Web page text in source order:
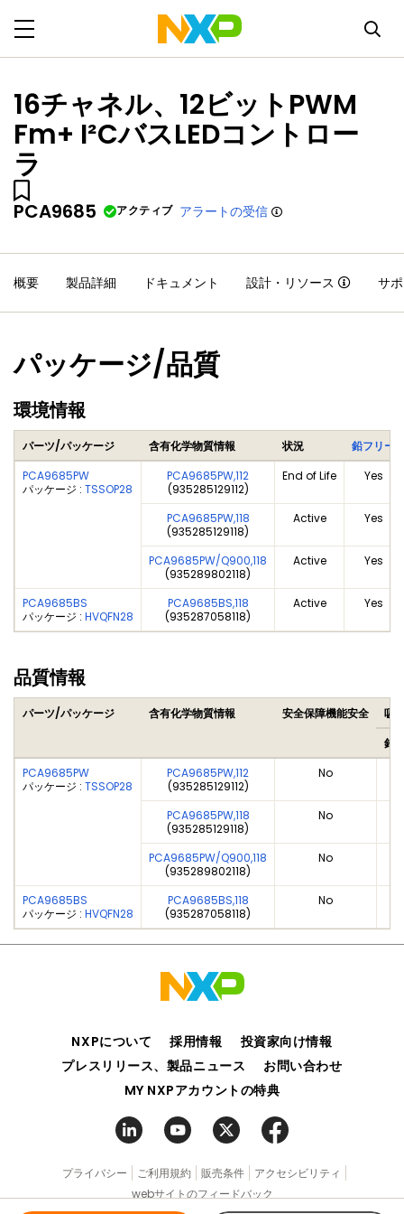
16チャネル、12ビットPWM
Fm+ I²CバスLEDコントロー
ラ
PCA9685 アクティブ アラートの受信
概要 製品詳細 ドキュメント 設計・リソース サ
パッケージ/品質
環境情報
パーツ/パッケージ 含有化学物質情報 状況
鉛フリー
PCA9685PW
パッケージ : TSSOP28
PCA9685PW,112
(935285129112)
End of Life Yes
PCA9685PW,118
(935285129118)
Active Yes
PCA9685PW/Q900,118
(935289802118)
Active Yes
PCA9685BS
パッケージ : HVQFN28
PCA9685BS,118
(935287058118)
Active Yes
品質情報
パーツ/パッケージ 含有化学物質情報 安全保障機能安全
吸
鉛
PCA9685PW
パッケージ : TSSOP28
PCA9685PW,112
(935285129112)
No
PCA9685PW,118
(935285129118)
No
PCA9685PW/Q900,118
(935289802118)
No
PCA9685BS
パッケージ : HVQFN28
PCA9685BS,118
(935287058118)
No
NXPについて 採用情報
投資家向け情報
プレスリリース、製品ニュース
お問い合わせ
MY NXPアカウントの特典
プライバシー ご利用規約 販売条件
アクセシビリティ
webサイトのフィードバック